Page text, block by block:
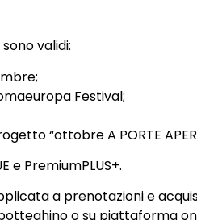
validi:
Festival;
“ottobre A PORTE
e PremiumPLUS+.
a prenotazioni e
o su piattaforma